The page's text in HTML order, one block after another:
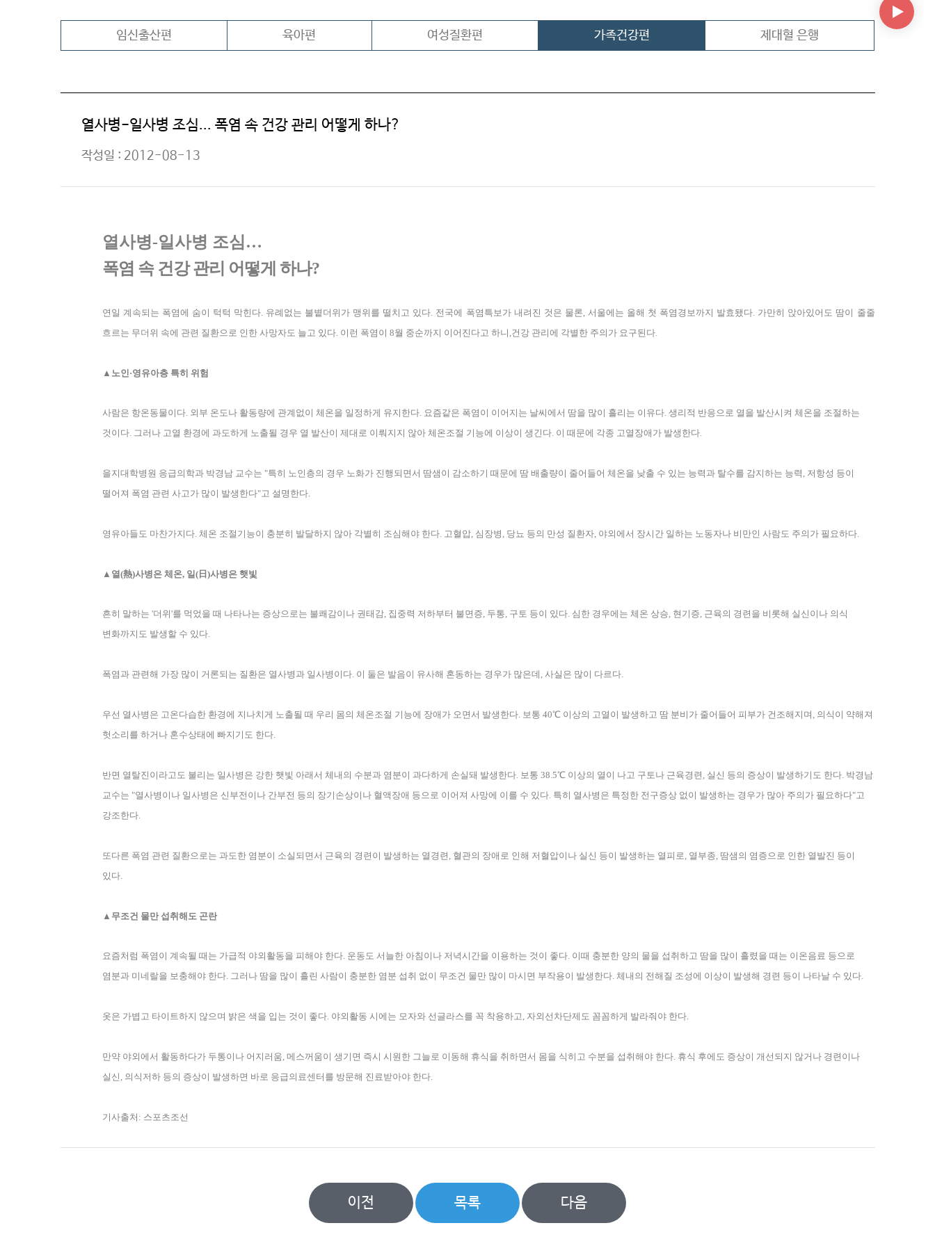
임신출산편 육아편 여성질환편 가족건강편 제대혈 은행
열사병-일사병 조심... 폭염 속 건강 관리 어떻게 하나?
작성일 : 2012-08-13
열사병-일사병 조심…
폭염 속 건강 관리 어떻게 하나?
연일 계속되는 폭염에 숨이 턱턱 막힌다. 유례없는 불볕더위가 맹위를 떨치고 있다 전국에 폭염특보가 내려진 것은 물론 서울에는 올해 첫 폭염경보까지 발효됐다 가만히 앉아있어도 땀이 줄줄
흐르는 무더위 속에 관련 질환으로 인한 사망자도 늘고 있다. 이런 폭염이 8월 중순까지 이어진다고 하니 건강 관리에 각별한 주의가 요구된다.
▲노인·영유아층 특히 위험
사람은 항온동물이다. 외부 온도나 활동량에 관계없이 체온을 일정하게 유지한다. 요즘같은 폭염이 이어지는 날씨에서 땀을 많이 흘리는 이유다. 생리적 반응으로 열을 발산시켜 체온을 조절하는
것이다. 그러나 고열 환경에 과도하게 노출될 경우 열 발산이 제대로 이뤄지지 않아 체온조절 기능에 이상이 생긴다. 이 때문에 각종 고열장애가 발생한다.
을지대학병원 응급의학과 박경남 교수는 "특히 노인층의 경우 노화가 진행되면서 땀샘이 감소하기 때문에 땀 배출량이 줄어들어 체온을 낮출 수 있는 능력과 탈수를 감지하는 능력 저항성 등이
떨어져 폭염 관련 사고가 많이 발생한다"고 설명한다.
영유아들도 마찬가지다. 체온 조절기능이 충분히 발달하지 않아 각별히 조심해야 한다. 고혈압, 심장병 당뇨 등의 만성 질환자, 야외에서 장시간 일하는 노동자나 비만인 사람도 주의가 필요하다.
▲열 (熱)사병은 체온, 일 (日 )사병은 햇빛
흔히 말하는 '더위'를 먹었을 때 나타나는 증상으로는 불쾌감이나 권태감, 집중력 저하부터 불면증 두통 구토 등이 있다. 심한 경우에는 체온 상승 현기증 근육의 경련을 비롯해 실신이나 의식
변화까지도 발생할 수 있다.
폭염과 관련해 가장 많이 거론되는 질환은 열사병과 일사병이다. 이 둘은 발음이 유사해 혼동하는 경우가 많은데 사실은 많이 다르다.
우선 열사병은 고온다습한 환경에 지나치게 노출될 때 우리 몸의 체온조절 기능에 장애가 오면서 발생한다. 보통 40℃ 이상의 고열이 발생하고 땀 분비가 줄어들어 피부가 건조해지며 의식이 약해져
헛소리를 하거나 혼수상태에 빠지기도 한다.
반면 열탈진이라고도 불리는 일사병은 강한 햇빛 아래서 체내의 수분과 염분이 과다하게 손실돼 발생한다. 보통 38.5℃ 이상의 열이 나고 구토나 근육경련 실신 등의 증상이 발생하기도 한다. 박경남
교수는 "열사병이나 일사병은 신부전이나 간부전 등의 장기손상이나 혈액장애 등으로 이어져 사망에 이를 수 있다. 특히 열사병은 특정한 전구증상 없이 발생하는 경우가 많아 주의가 필요하다"고
강조한다.
또다른 폭염 관련 질환으로는 과도한 염분이 소실되면서 근육의 경련이 발생하는 열경련 혈관의 장애로 인해 저혈압이나 실신 등이 발생하는 열피로 열부종 땀샘의 염증으로 인한 열발진 등이
있다.
▲무조건 물만 섭취해도 곤란
요즘처럼 폭염이 계속될 때는 가급적 야외활동을 피해야 한다. 운동도 서늘한 아침이나 저녁시간을 이용하는 것이 좋다. 이때 충분한 양의 물을 섭취하고 땀을 많이 흘렸을 때는 이온음료 등으로
염분과 미네랄을 보충해야 한다. 그러나 땀을 많이 흘린 사람이 충분한 염분 섭취 없이 무조건 물만 많이 마시면 부작용이 발생한다. 체내의 전해질 조성에 이상이 발생해 경련 등이 나타날 수 있다.
옷은 가볍고 타이트하지 않으며 밝은 색을 입는 것이 좋다. 야외활동 시에는 모자와 선글라스를 꼭 착용하고 자외선차단제도 꼼꼼하게 발라줘야 한다.
만약 야외에서 활동하다가 두통이나 어지러움 메스꺼움이 생기면 즉시 시원한 그늘로 이동해 휴식을 취하면서 몸을 식히고 수분을 섭취해야 한다. 휴식 후에도 증상이 개선되지 않거나 경련이나
실신 의식저하 등의 증상이 발생하면 바로 응급의료센터를 방문해 진료받아야 한다.
기사출처 : 스포츠조선
이전 목록 다음